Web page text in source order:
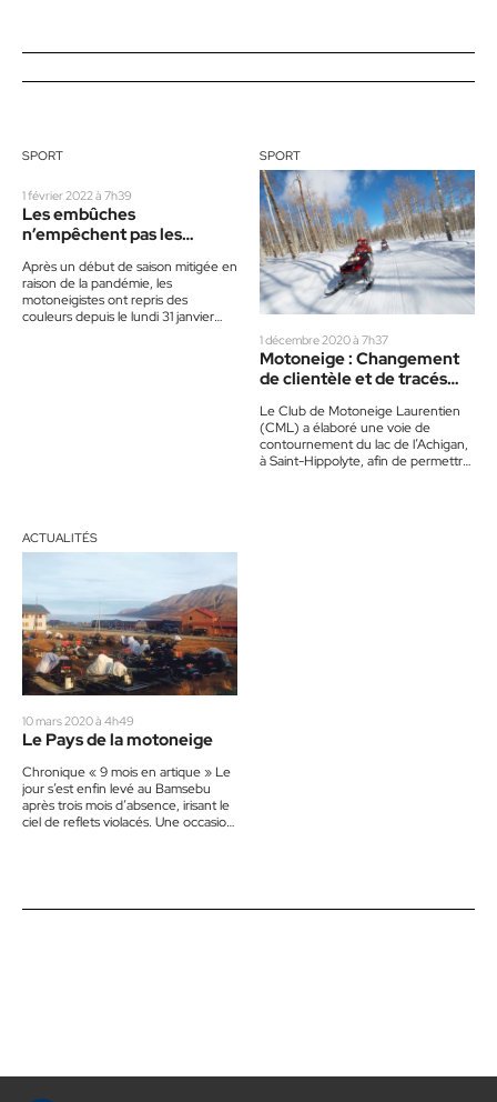
SPORT
1 février 2022 à 7h39
Les embûches
n’empêchent pas les
la saison
Après un début de saison mitigée en
raison de la pandémie, les
motoneigistes ont repris des
couleurs depuis le lundi 31 janvier
SPORT
1 décembre 2020 à 7h37
Motoneige : Changement
de clientèle et de tracés
saison hivernale
Le Club de Motoneige Laurentien
(CML) a élaboré une voie de
contournement du lac de l’Achigan,
à Saint-Hippolyte, afin de permettre
ACTUALITÉS
10 mars 2020 à 4h49
Le Pays de la motoneige
Chronique « 9 mois en artique » Le
jour s’est enfin levé au Bamsebu
après trois mois d’absence, irisant le
ciel de reflets violacés. Une occasion